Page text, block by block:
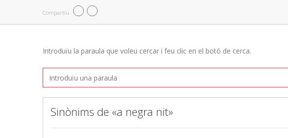
Compartiu
Introduïu la paraula que voleu cercar i feu clic en el botó de cerca.
Sinònims de «a negra nit»